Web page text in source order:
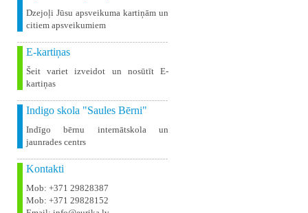
Dzejoļi Jūsu apsveikuma kartiņām un
citiem apsveikumiem
E-kartiņas
Šeit variet izveidot un nosūtīt E-
kartiņas
Indigo skola "Saules Bērni"
Indīgo bērnu internātskola un
jaunrades centrs
Kontakti
Mob: +371 29828387
Mob: +371 29828152